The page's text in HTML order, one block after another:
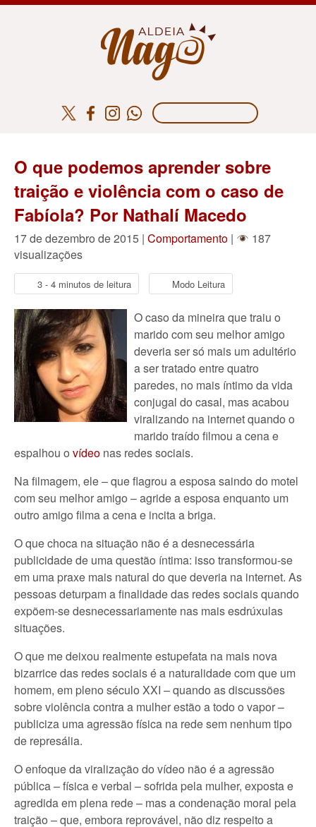
O que podemos aprender sobre
traição e violência com o caso de
Fabíola? Por Nathalí Macedo
17 de dezembro de 2015 | Comportamento |
187
visualizações
3 - 4 minutos de leitura Modo Leitura
O caso da mineira que traiu o
marido com seu melhor amigo
deveria ser só mais um adultério
a ser tratado entre quatro
paredes, no mais íntimo da vida
conjugal do casal, mas acabou
viralizando na internet quando o
marido traído filmou a cena e
espalhou o vídeo nas redes sociais.
Na filmagem, ele – que flagrou a esposa saindo do motel
com seu melhor amigo – agride a esposa enquanto um
outro amigo filma a cena e incita a briga.
O que choca na situação não é a desnecessária
publicidade de uma questão íntima: isso transformou-se
em uma praxe mais natural do que deveria na internet. As
pessoas deturpam a finalidade das redes sociais quando
expõem-se desnecessariamente nas mais esdrúxulas
situações.
O que me deixou realmente estupefata na mais nova
bizarrice das redes sociais é a naturalidade com que um
homem, em pleno século XXI – quando as discussões
sobre violência contra a mulher estão a todo o vapor –
publiciza uma agressão física na rede sem nenhum tipo
de represália.
O enfoque da viralização do vídeo não é a agressão
pública – física e verbal – sofrida pela mulher, exposta e
agredida em plena rede – mas a condenação moral pela
traição – que, embora reprovável, não diz respeito a